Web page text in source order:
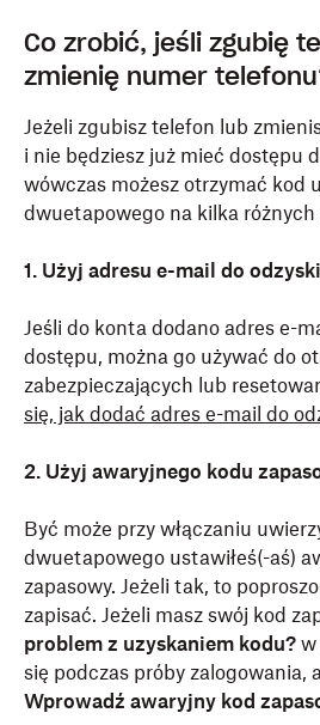
Co zrobić, jeśli zgubię
zmienię numer
Jeżeli zgubisz telefon lub
i nie będziesz już mieć dostępu
wówczas możesz otrzymać kod
dwuetapowego na kilka różnych
1. Użyj adresu e-mail do
Jeśli do konta dodano adres e-
dostępu, można go używać do
zabezpieczających lub
się, jak dodać adres e-mail do
2. Użyj awaryjnego kodu
Być może przy włączaniu
dwuetapowego ustawiłeś(-aś)
zapasowy. Jeżeli tak, to
zapisać. Jeżeli masz swój kod
problem z uzyskaniem kodu? w
się podczas próby zalogowania,
Wprowadź awaryjny kod